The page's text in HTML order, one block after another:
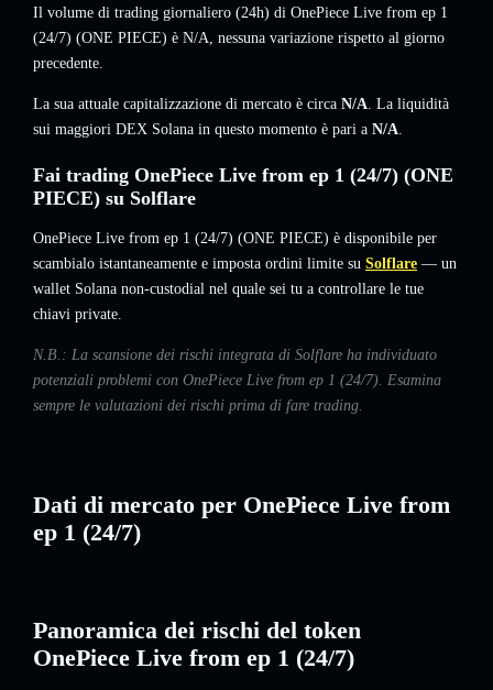
Il volume di trading giornaliero (24h) di OnePiece Live from ep 1
(24/7) (ONE PIECE) è N/A, nessuna variazione rispetto al giorno
precedente.
La sua attuale capitalizzazione di mercato è circa N/A. La liquidità
sui maggiori DEX Solana in questo momento è pari a N/A.
Fai trading OnePiece Live from ep 1 (24/7) (ONE
PIECE) su Solflare
OnePiece Live from ep 1 (24/7) (ONE PIECE) è disponibile per
scambialo istantaneamente e imposta ordini limite su Solflare — un
wallet Solana non-custodial nel quale sei tu a controllare le tue
chiavi private.
N.B.: La scansione dei rischi integrata di Solflare ha individuato
potenziali problemi con OnePiece Live from ep 1 (24/7). Esamina
sempre le valutazioni dei rischi prima di fare trading.
Dati di mercato per OnePiece Live from
ep 1 (24/7)
Panoramica dei rischi del token
OnePiece Live from ep 1 (24/7)